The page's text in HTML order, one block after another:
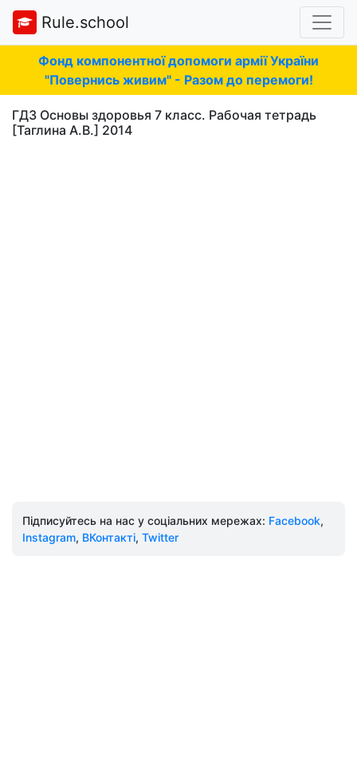
Rule.school
Фонд компонентної допомоги армії України
"Повернись живим" - Разом до перемоги!
ГДЗ Основы здоровья 7 класс. Рабочая тетрадь
[Таглина А.В.] 2014
Підписуйтесь на нас у соціальних мережах: Facebook,
Instagram, ВКонтакті, Twitter